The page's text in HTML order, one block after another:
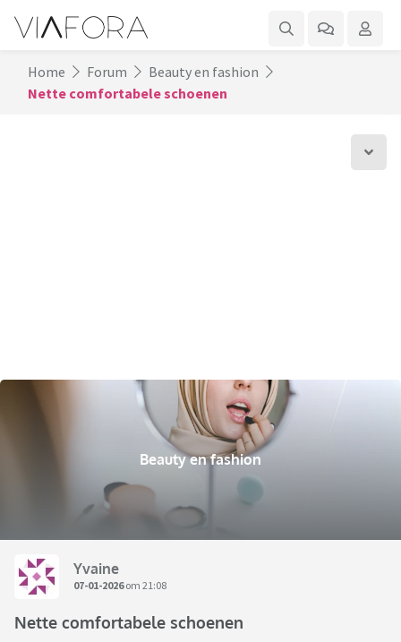
Home Forum
Beauty en fashion
Nette comfortabele schoenen
Beauty en fashion
Yvaine
07-01-2026om 21:08
Nette comfortabele schoenen